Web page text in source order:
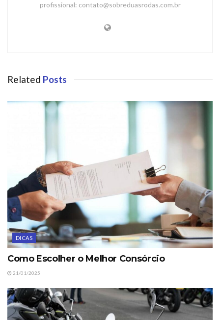
profissional: contato@sobreduasrodas.com.br
Related Posts
DICAS
Como Escolher o Melhor Consórcio
21/01/2025